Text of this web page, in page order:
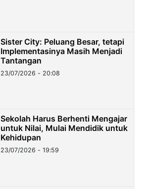
Sister City: Peluang Besar, tetapi
Implementasinya Masih Menjadi
Tantangan
23/07/2026 - 20:08
Sekolah Harus Berhenti Mengajar
untuk Nilai, Mulai Mendidik untuk
Kehidupan
23/07/2026 - 19:59